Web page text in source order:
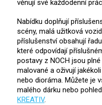
věnují své každodenní
Nabídku doplňují
scény, malá užitková
příslušenství obsahují
které odpovídají
postavy z NOCH jsou
malované a oživují
nebo dioráma. Můžete je
malého dárku nebo
KREATIV.